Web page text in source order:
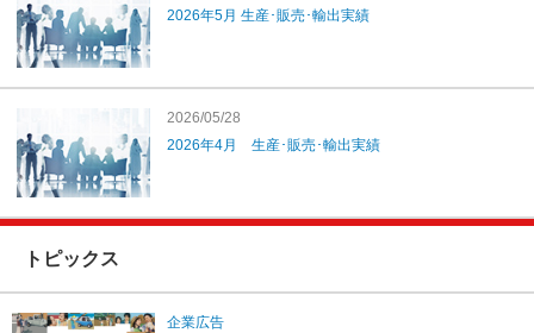
2026年5月 生産･販売･輸出実績
2026/05/28
2026年4月 生産･販売･輸出実績
トピックス
企業広告